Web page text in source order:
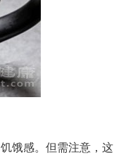
饿感。但需注意，这